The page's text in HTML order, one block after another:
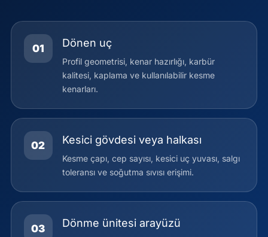
01 Dönen uç
Profil geometrisi, kenar hazırlığı, karbür
kalitesi, kaplama ve kullanılabilir kesme
kenarları.
02 Kesici gövdesi veya halkası
Kesme çapı, cep sayısı, kesici uç yuvası, salgı
toleransı ve soğutma sıvısı erişimi.
03 Dönme ünitesi arayüzü